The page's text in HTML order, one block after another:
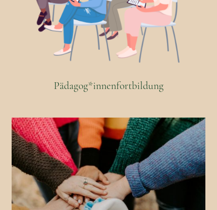
Pädagog*innenfortbildung